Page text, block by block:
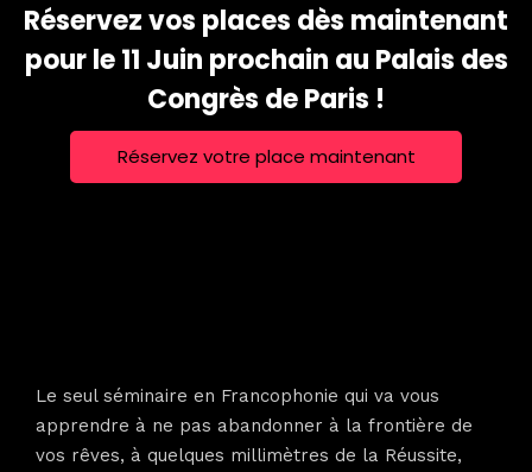
Réservez vos places dès maintenant
pour le 11 Juin prochain au Palais des
Congrès de Paris !
Réservez votre place maintenant
Le seul séminaire en Francophonie qui va vous
apprendre à ne pas abandonner à la frontière de
vos rêves, à quelques millimètres de la Réussite,